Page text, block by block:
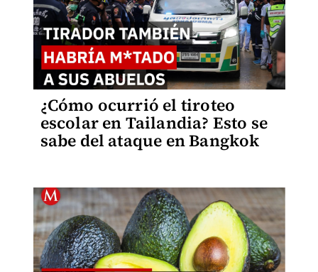
¿Cómo ocurrió el tiroteo
escolar en Tailandia? Esto se
sabe del ataque en Bangkok